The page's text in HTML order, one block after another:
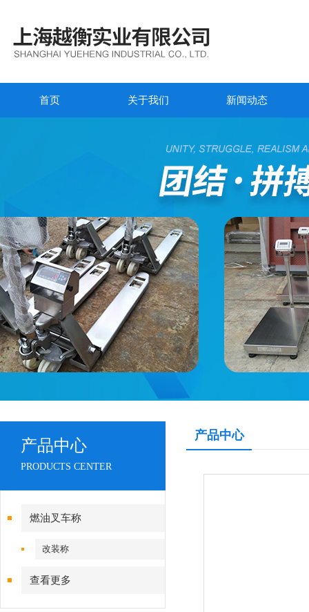
首页 关于我们 新闻动态
产品中心
PRODUCTS CENTER
燃油叉车称
改装称
查看更多
产品中心